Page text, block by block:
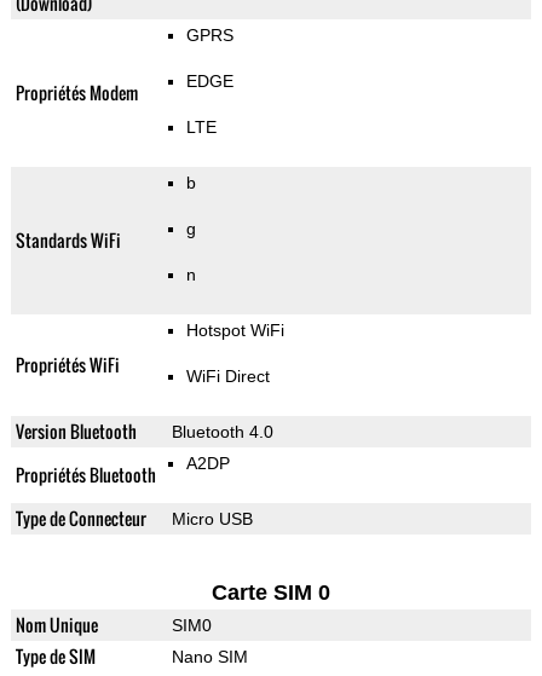
Propriétés Modem
GPRS
EDGE
LTE
Standards WiFi
b
g
n
Propriétés WiFi
Hotspot WiFi
WiFi Direct
Version Bluetooth Bluetooth 4.0
Propriétés Bluetooth A2DP
Type de Connecteur Micro USB
Carte SIM 0
Nom Unique SIM0
Type de SIM Nano SIM